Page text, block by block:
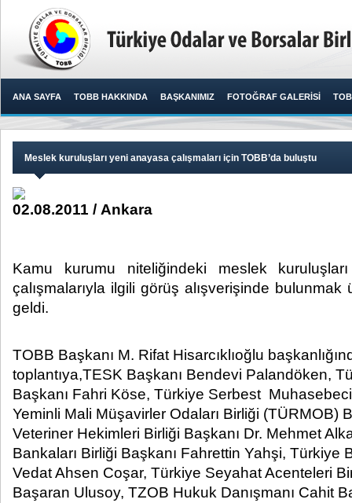
ANA SAYFA TOBB HAKKINDA BAŞKANIMIZ FOTOĞRAF GALERİSİ
Meslek kuruluşları yeni anayasa çalışmaları için TOBB’da buluştu
02.08.2011 / Ankara
Kamu kurumu niteliğindeki meslek
çalışmalarıyla ilgili görüş alışverişinde bulunmak
geldi.​ ​
TOBB Başkanı M. Rifat Hisarcıklıoğlu
toplantıya,TESK Başkanı Bendevi Palandöken,
Başkanı Fahri Köse, Türkiye Serbest
Yeminli Mali Müşavirler Odaları Birliği (TÜRMOB)
Veteriner Hekimleri Birliği Başkanı Dr. Mehmet
Bankaları Birliği Başkanı Fahrettin Yahşi, Türkiye
Vedat Ahsen Coşar, Türkiye Seyahat Acenteleri
Başaran Ulusoy, TZOB Hukuk Danışmanı Cahit